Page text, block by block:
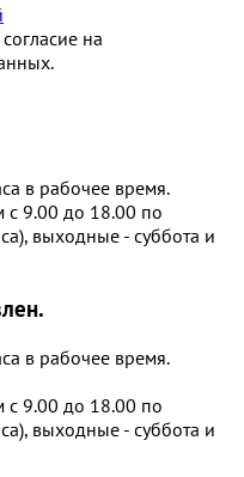
на
в рабочее время.
с 9.00 до 18.00 по
выходные - суббота и
в рабочее время.
с 9.00 до 18.00 по
выходные - суббота и